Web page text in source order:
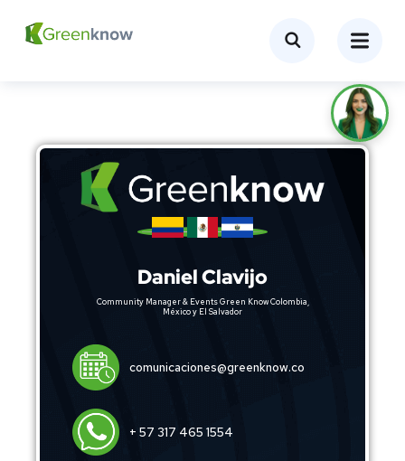
Daniel Clavijo
Community Manager & Events Green Know Colombia,
México y El Salvador
comunicaciones@greenknow.co
+ 57 317 465 1554